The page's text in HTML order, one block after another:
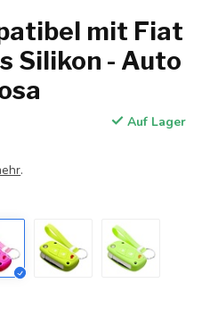
mit Fiat
Silikon - Auto
Auf Lager
.